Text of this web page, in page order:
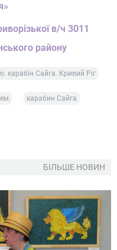
в/ч 3011
району
карабін Сайга. Кривий Ріг
карабин Сайга
БІЛЬШЕ НОВИН